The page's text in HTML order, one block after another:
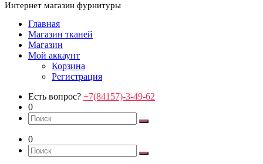
Интернет магазин фурнитуры
Главная
Магазин тканей
Магазин
Мой аккаунт
Корзина
Регистрация
Есть вопрос? +7(84157)-3-49-62
0
0